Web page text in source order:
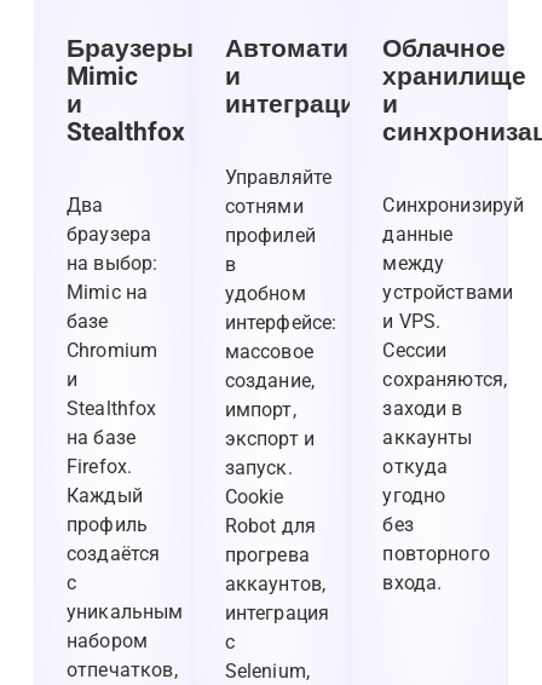
Браузеры
Mimic
и
Stealthfox
Два
браузера
на выбор:
Mimic на
базе
Chromium
и
Stealthfox
на базе
Firefox.
Каждый
профиль
создаётся
с
уникальным
набором
отпечатков,
Автоматизация
и
интеграции
Управляйте
сотнями
профилей
в
удобном
интерфейсе:
массовое
создание,
импорт,
экспорт и
запуск.
Cookie
Robot для
прогрева
аккаунтов,
интеграция
с
Selenium,
Облачное
хранилище
и
Синхронизируй
данные
между
устройствами
и VPS.
Сессии
сохраняются,
заходи в
аккаунты
откуда
угодно
без
повторного
входа.